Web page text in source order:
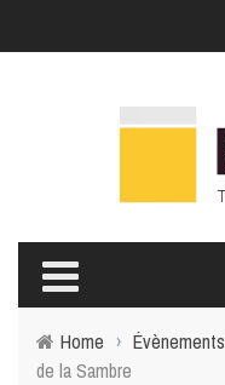
Home › Évènements
de la Sambre